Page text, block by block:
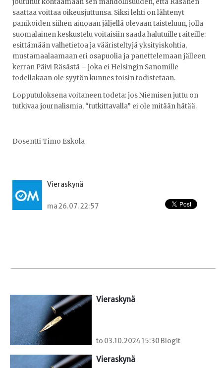
joutunut kohtaamaan sen mahdollisuuden, että Räsänen
saattaa voittaa oikeusjuttunsa. Siksi lehti on lähtenyt
panikoiden siihen ainoaan jäljellä olevaan taisteluun, jolla
suomalainen keskustelu voitaisiin saada halutuille raiteille:
esittämään valhetietoa ja vääristeltyjä yksityiskohtia,
mustamaalaamaan eri osapuolia ja panettelemaan jälleen
kerran Päivi Räsästä – joka ei Helsingin Sanomille
todellakaan ole syytön kunnes toisin todistetaan.
Lopputuloksena voitaneen todeta: jos Niemisen juttu on
tutkivaa journalismia, “tutkittavalla” ei ole mitään hätää.
Dosentti Timo Eskola
Vieraskynä
ma 26.07. 22:57
Vieraskynä
to 03.10.2024 15:30 Blogit
Vieraskynä